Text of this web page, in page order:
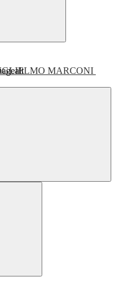
MARCONI